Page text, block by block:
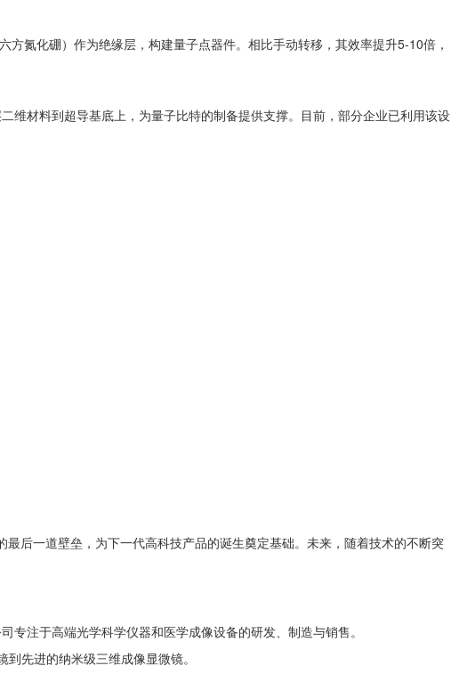
氮化硼）作为绝缘层，构建量子点器件。相比手动转移，其效率提升5-10倍，
维材料到超导基底上，为量子比特的制备提供支撑。目前，部分企业已利用该设
后一道壁垒，为下一代高科技产品的诞生奠定基础。未来，随着技术的不断突
注于高端光学科学仪器和医学成像设备的研发、制造与销售。
先进的纳米级三维成像显微镜。